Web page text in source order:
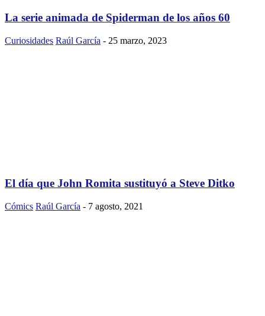
La serie animada de Spiderman de los años 60
Curiosidades Raúl García - 25 marzo, 2023
El día que John Romita sustituyó a Steve Ditko
Cómics Raúl García - 7 agosto, 2021